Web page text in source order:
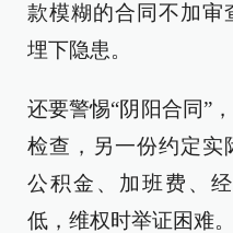
款模糊的合同不加审
埋下隐患。
还要警惕“阴阳合同”
检查，另一份约定实
公积金、加班费、
低，维权时举证困难。